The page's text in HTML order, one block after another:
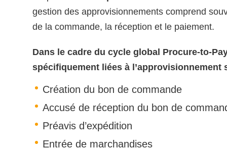
gestion des approvisionnements comprend
de la commande, la réception et le paiement.
Dans le cadre du cycle global Procure-to-
spécifiquement liées à l’approvisionnement
Création du bon de commande
Accusé de réception du bon de
Préavis d’expédition
Entrée de marchandises